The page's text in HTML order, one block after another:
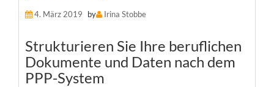
4. März 2019 by Irina Stobbe
Strukturieren Sie Ihre beruflichen
Dokumente und Daten nach dem
PPP-System